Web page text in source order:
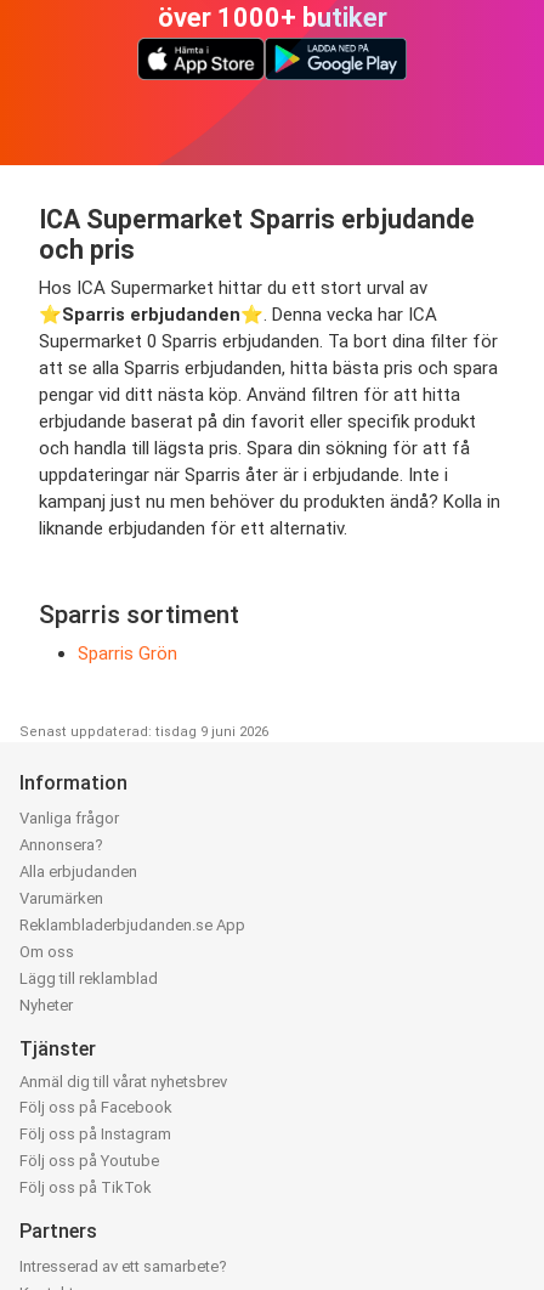
över 1000+ butiker
ICA Supermarket Sparris erbjudande
och pris
Hos ICA Supermarket hittar du ett stort urval av
⭐️Sparris erbjudanden⭐️. Denna vecka har ICA
Supermarket 0 Sparris erbjudanden. Ta bort dina filter för
att se alla Sparris erbjudanden, hitta bästa pris och spara
pengar vid ditt nästa köp. Använd filtren för att hitta
erbjudande baserat på din favorit eller specifik produkt
och handla till lägsta pris. Spara din sökning för att få
uppdateringar när Sparris åter är i erbjudande. Inte i
kampanj just nu men behöver du produkten ändå? Kolla in
liknande erbjudanden för ett alternativ.
Sparris sortiment
Sparris Grön
Senast uppdaterad: tisdag 9 juni 2026
Information
Vanliga frågor
Annonsera?
Alla erbjudanden
Varumärken
Reklambladerbjudanden.se App
Om oss
Lägg till reklamblad
Nyheter
Tjänster
Anmäl dig till vårat nyhetsbrev
Följ oss på Facebook
Följ oss på Instagram
Följ oss på Youtube
Följ oss på TikTok
Partners
Intresserad av ett samarbete?